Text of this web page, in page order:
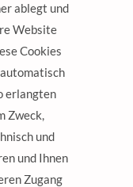
ablegt und
Website
Cookies
erlangten
Zweck,
und
und Ihnen
Zugang